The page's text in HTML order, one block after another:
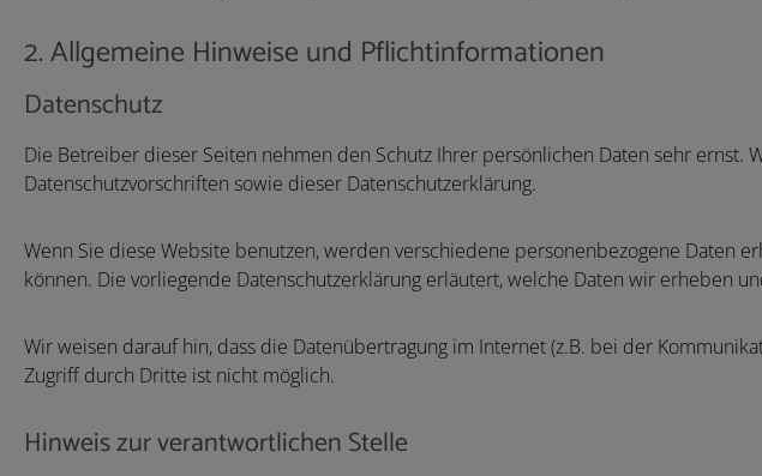
2. Allgemeine Hinweise und Pflichtinformationen
Datenschutz
Die Betreiber dieser Seiten nehmen den Schutz Ihrer persönlichen Daten sehr
Datenschutzvorschriften sowie dieser Datenschutzerklärung.
Wenn Sie diese Website benutzen, werden verschiedene personenbezogene Daten
können. Die vorliegende Datenschutzerklärung erläutert, welche Daten wir erheben
Wir weisen darauf hin, dass die Datenübertragung im Internet (z.B. bei der
Zugriff durch Dritte ist nicht möglich.
Hinweis zur verantwortlichen Stelle